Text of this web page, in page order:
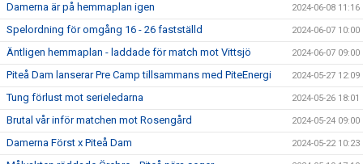
Damerna är på hemmaplan igen 2024-06-08 11:16
Spelordning för omgång 16 - 26 fastställd 2024-06-07 10:00
Äntligen hemmaplan - laddade för match mot Vittsjö 2024-06-07 09:00
Piteå Dam lanserar Pre Camp tillsammans med PiteEnergi 2024-05-27 12:09
Tung förlust mot serieledarna 2024-05-26 18:01
Brutal vår inför matchen mot Rosengård 2024-05-24 09:00
Damerna Först x Piteå Dam 2024-05-22 10:23